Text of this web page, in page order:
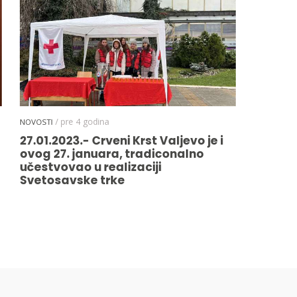
NOVOSTI / pre 4 godina
27.01.2023.- Crveni Krst Valjevo je i
ovog 27. januara, tradiconalno
učestvovao u realizaciji
Svetosavske trke